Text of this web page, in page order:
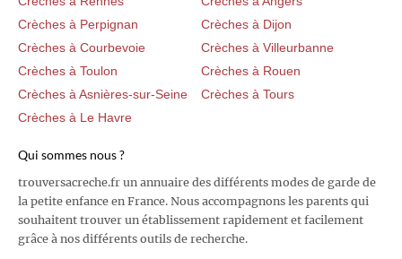
Crèches à Perpignan
Crèches à Dijon
Crèches à Courbevoie
Crèches à Villeurbanne
Crèches à Toulon
Crèches à Rouen
Crèches à Asnières-sur-Seine
Crèches à Tours
Crèches à Le Havre
Qui sommes nous ?
trouversacreche.fr un annuaire des différents modes de garde de
la petite enfance en France. Nous accompagnons les parents qui
souhaitent trouver un établissement rapidement et facilement
grâce à nos différents outils de recherche.